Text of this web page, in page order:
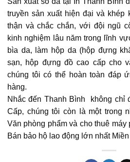
truyền sản xuất hiện đại và khép
thận và chắc chắn, với đội ngũ
kinh nghiệm lâu năm trong lĩnh
bìa da, làm hộp da (hộp đựng
sạn, hộp đựng đồ cao cấp cho
chúng tôi có thể hoàn toàn đáp
hàng.
Nhắc đến Thanh Bình không chỉ
Cấp, chúng tôi còn là một trong
Văn phòng phẩm và cho thuê máy
Bán bảo hộ lao động lớn nhất Miền